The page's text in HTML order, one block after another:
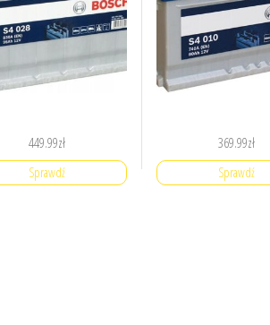
449.99zł
Sprawdź
369.99zł
Sprawdź